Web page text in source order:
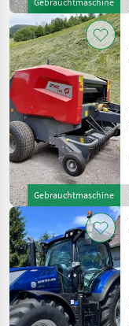
Gebrauchtmaschine